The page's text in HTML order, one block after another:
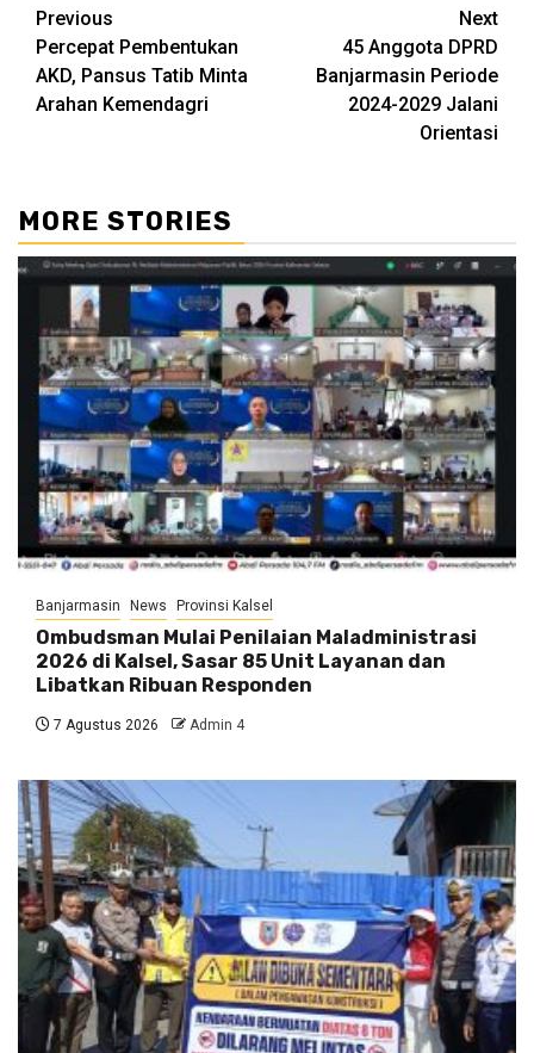
Continue
Reading
Previous
Percepat Pembentukan
AKD, Pansus Tatib Minta
Arahan Kemendagri
Next
45 Anggota DPRD
Banjarmasin Periode
2024-2029 Jalani
Orientasi
MORE STORIES
Banjarmasin News Provinsi Kalsel
Ombudsman Mulai Penilaian Maladministrasi
2026 di Kalsel, Sasar 85 Unit Layanan dan
Libatkan Ribuan Responden
7 Agustus 2026 Admin 4